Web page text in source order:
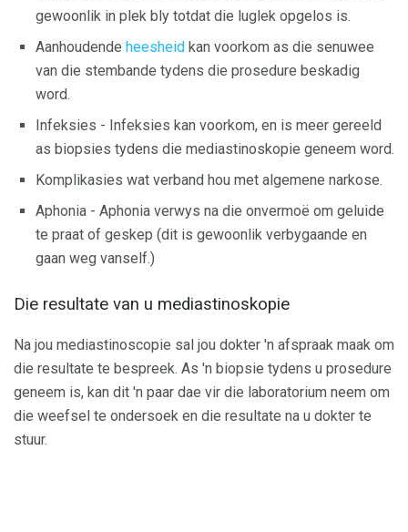
gewoonlik in plek bly totdat die luglek opgelos is.
Aanhoudende heesheid kan voorkom as die senuwee
van die stembande tydens die prosedure beskadig
word.
Infeksies - Infeksies kan voorkom, en is meer gereeld
as biopsies tydens die mediastinoskopie geneem word.
Komplikasies wat verband hou met algemene narkose.
Aphonia - Aphonia verwys na die onvermoë om geluide
te praat of geskep (dit is gewoonlik verbygaande en
gaan weg vanself.)
Die resultate van u mediastinoskopie
Na jou mediastinoscopie sal jou dokter 'n afspraak maak om
die resultate te bespreek. As 'n biopsie tydens u prosedure
geneem is, kan dit 'n paar dae vir die laboratorium neem om
die weefsel te ondersoek en die resultate na u dokter te
stuur.